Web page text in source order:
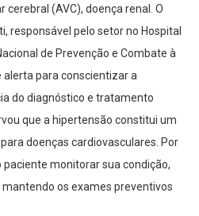
(AVC), doença renal. O
responsável pelo setor no Hospital
de Prevenção e Combate à
alerta para conscientizar a
do diagnóstico e tratamento
que a hipertensão constitui um
doenças cardiovasculares. Por
monitorar sua condição,
os exames preventivos